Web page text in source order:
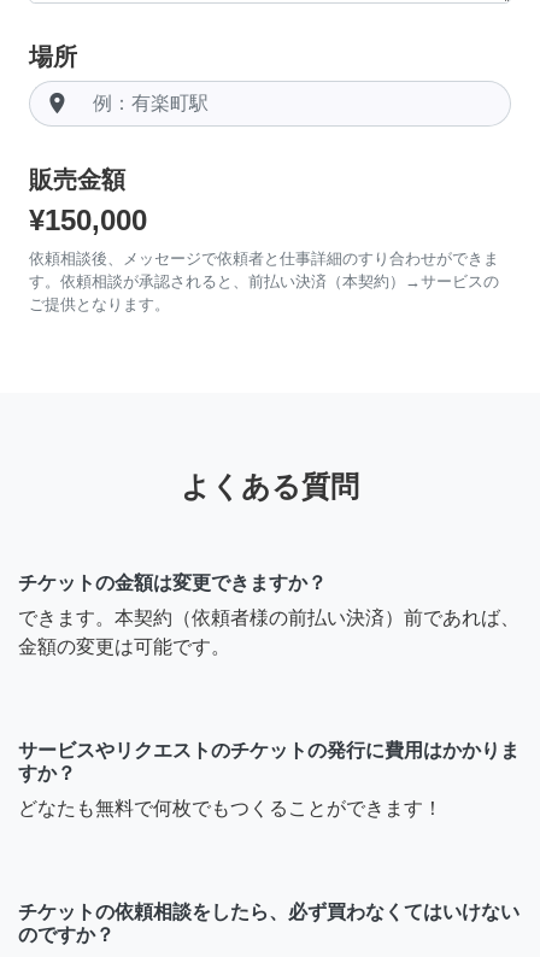
場所
room
販売金額
¥150,000
依頼相談後、メッセージで依頼者と仕事詳細のすり合わせができま
す。依頼相談が承認されると、前払い決済（本契約）→サービスの
ご提供となります。
よくある質問
チケットの金額は変更できますか？
できます。本契約（依頼者様の前払い決済）前であれば、
金額の変更は可能です。
サービスやリクエストのチケットの発行に費用はかかりま
すか？
どなたも無料で何枚でもつくることができます！
チケットの依頼相談をしたら、必ず買わなくてはいけない
のですか？